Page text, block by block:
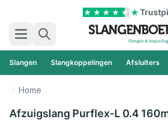
Zoek
Slangen Slangkoppelingen Afsluiters
Home
Afzuigslang Purflex-L 0.4